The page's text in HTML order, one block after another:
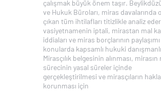
çalışmak büyük önem taşır.
ve Hukuk Büroları, miras davalarında
çıkan tüm ihtilafları titizlikle analiz
vasiyetnamenin iptali, mirastan mal
iddiaları ve miras borçlarının
konularda kapsamlı hukuki
Mirasçılık belgesinin alınması, mirasın
sürecinin yasal süreler içinde
gerçekleştirilmesi ve mirasçıların
korunması için